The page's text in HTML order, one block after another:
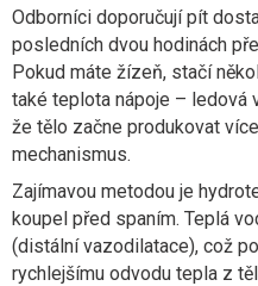
Odborníci doporučují pít
posledních dvou hodinách
Pokud máte žízeň, stačí
také teplota nápoje – ledová
že tělo začne produkovat
mechanismus.
Zajímavou metodou je
koupel před spaním. Teplá
(distální vazodilatace), což
rychlejšímu odvodu tepla z